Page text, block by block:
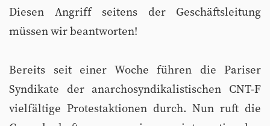
Diesen Angriff seitens der Geschäftsleitung
müssen wir beantworten!
Bereits seit einer Woche führen die Pariser
Syndikate der anarchosyndikalistischen CNT-F
vielfältige Protestaktionen durch. Nun ruft die